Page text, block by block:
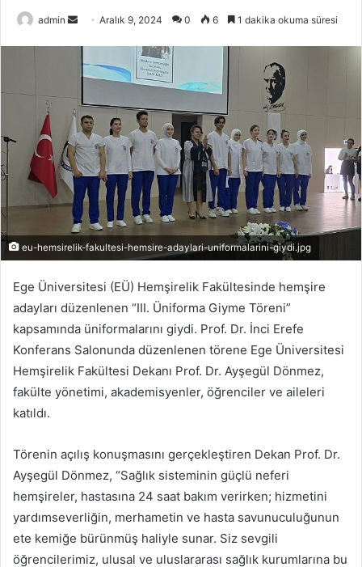
admin
e
-
p
o
s
t
g
ö
n
e
r
m
e
k
Aralık 9, 2024 0 6 1 dakika okuma süresi
eu-hemsirelik-fakultesi-hemsire-adaylari-uniformalarini-giydi.jpg
Ege Üniversitesi (EÜ) Hemşirelik Fakültesinde hemşire
adayları düzenlenen “III. Üniforma Giyme Töreni”
kapsamında üniformalarını giydi. Prof. Dr. İnci Erefe
Konferans Salonunda düzenlenen törene Ege Üniversitesi
Hemşirelik Fakültesi Dekanı Prof. Dr. Ayşegül Dönmez,
fakülte yönetimi, akademisyenler, öğrenciler ve aileleri
katıldı.
Törenin açılış konuşmasını gerçekleştiren Dekan Prof. Dr.
Ayşegül Dönmez, “Sağlık sisteminin güçlü neferi
hemşireler, hastasına 24 saat bakım verirken; hizmetini
yardımseverliğin, merhametin ve hasta savunuculuğunun
ete kemiğe bürünmüş haliyle sunar. Siz sevgili
öğrencilerimiz, ulusal ve uluslararası sağlık kurumlarına bu